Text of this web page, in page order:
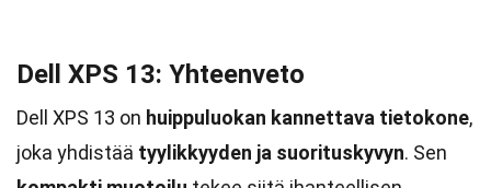
Dell XPS 13: Yhteenveto
Dell XPS 13 on huippuluokan kannettava tietokone,
joka yhdistää tyylikkyyden ja suorituskyvyn. Sen